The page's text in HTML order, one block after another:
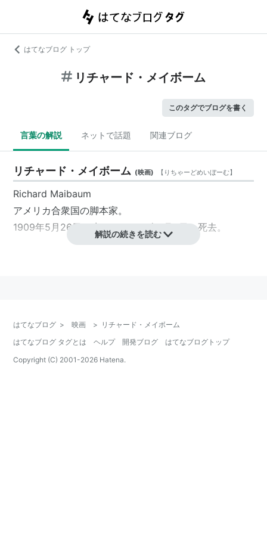
はてなブログ トップ
リチャード・メイボーム
このタグでブログを書く
言葉の解説 ネットで話題 関連ブログ
リチャード・メイボーム (映画) 【 りちゃーどめいぼーむ】
Richard Maibaum
アメリカ合衆国の脚本家。
1909年5月26日、生まれ。1991年1月4日、死去。
解説の続きを読む
はてなブログ > 映画 >
リチャード・メイボーム
はてなブログ タグとは
ヘルプ 開発ブログ
はてなブログトップ
Copyright (C) 2001-2026 Hatena.